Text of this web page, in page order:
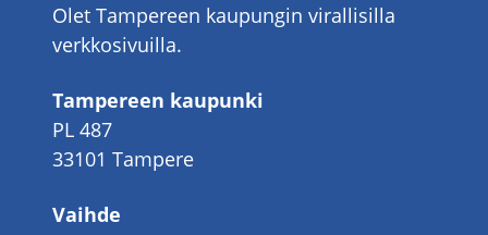
Olet Tampereen kaupungin virallisilla
verkkosivuilla.
Tampereen kaupunki
PL 487
33101 Tampere
Vaihde